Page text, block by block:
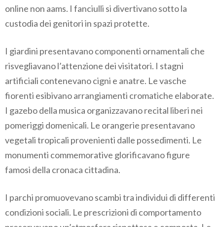
online non aams. I fanciulli si divertivano sotto la
custodia dei genitori in spazi protette.
I giardini presentavano componenti ornamentali che
risvegliavano l’attenzione dei visitatori. I stagni
artificiali contenevano cigni e anatre. Le vasche
fiorenti esibivano arrangiamenti cromatiche elaborate.
I gazebo della musica organizzavano recital liberi nei
pomeriggi domenicali. Le orangerie presentavano
vegetali tropicali provenienti dalle possedimenti. Le
monumenti commemorative glorificavano figure
famosi della cronaca cittadina.
I parchi promuovevano scambi tra individui di differenti
condizioni sociali. Le prescrizioni di comportamento